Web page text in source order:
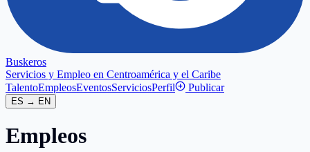
Buskeros
Servicios y Empleo en Centroamérica y el Caribe
TalentoEmpleosEventosServiciosPerfil Publicar
ES → EN
Empleos